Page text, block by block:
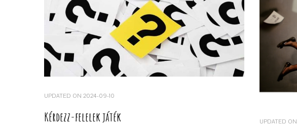
UPDATED ON 2024-09-10
Kérdezz-felelek játék UPDATED ON